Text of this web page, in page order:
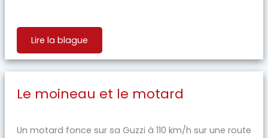
Lire la blague
Le moineau et le motard
Un motard fonce sur sa Guzzi à 110 km/h sur une route